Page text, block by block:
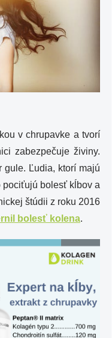
v chrupavke a tvorí
zabezpečuje živiny.
gule. Ľudia, ktorí majú
pociťujú bolesť kĺbov a
štúdii z roku 2016
bolesť kolena.